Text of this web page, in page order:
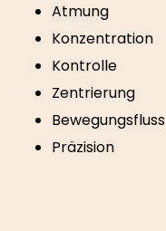
Atmung
Konzentration
Kontrolle
Zentrierung
Bewegungsfluss
Präzision